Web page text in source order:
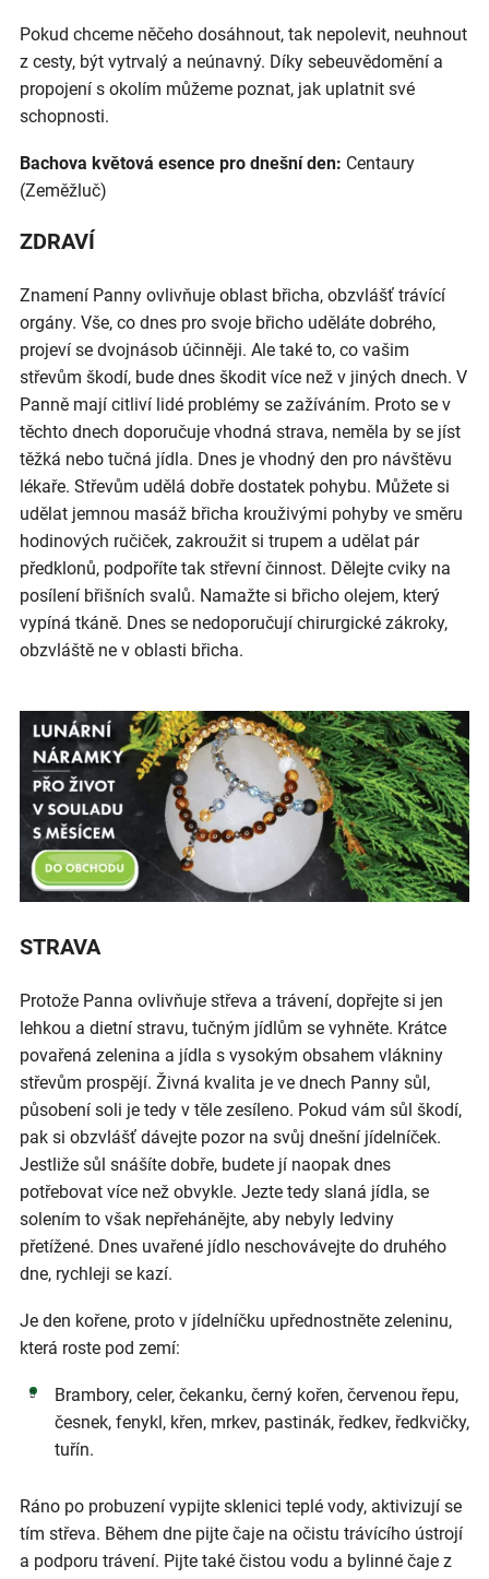
Pokud chceme něčeho dosáhnout, tak nepolevit, neuhnout
z cesty, být vytrvalý a neúnavný. Díky sebeuvědomění a
propojení s okolím můžeme poznat, jak uplatnit své
schopnosti.
Bachova květová esence pro dnešní den: Centaury
(Zeměžluč)
ZDRAVÍ
Znamení Panny ovlivňuje oblast břicha, obzvlášť trávící
orgány. Vše, co dnes pro svoje břicho uděláte dobrého,
projeví se dvojnásob účinněji. Ale také to, co vašim
střevům škodí, bude dnes škodit více než v jiných dnech. V
Panně mají citliví lidé problémy se zažíváním. Proto se v
těchto dnech doporučuje vhodná strava, neměla by se jíst
těžká nebo tučná jídla. Dnes je vhodný den pro návštěvu
lékaře. Střevům udělá dobře dostatek pohybu. Můžete si
udělat jemnou masáž břicha krouživými pohyby ve směru
hodinových ručiček, zakroužit si trupem a udělat pár
předklonů, podpoříte tak střevní činnost. Dělejte cviky na
posílení břišních svalů. Namažte si břicho olejem, který
vypíná tkáně. Dnes se nedoporučují chirurgické zákroky,
obzvláště ne v oblasti břicha.
STRAVA
Protože Panna ovlivňuje střeva a trávení, dopřejte si jen
lehkou a dietní stravu, tučným jídlům se vyhněte. Krátce
povařená zelenina a jídla s vysokým obsahem vlákniny
střevům prospějí. Živná kvalita je ve dnech Panny sůl,
působení soli je tedy v těle zesíleno. Pokud vám sůl škodí,
pak si obzvlášť dávejte pozor na svůj dnešní jídelníček.
Jestliže sůl snášíte dobře, budete jí naopak dnes
potřebovat více než obvykle. Jezte tedy slaná jídla, se
solením to však nepřehánějte, aby nebyly ledviny
přetížené. Dnes uvařené jídlo neschovávejte do druhého
dne, rychleji se kazí.
Je den kořene, proto v jídelníčku upřednostněte zeleninu,
která roste pod zemí:
Brambory, celer, čekanku, černý kořen, červenou řepu,
česnek, fenykl, křen, mrkev, pastinák, ředkev, ředkvičky,
tuřín.
Ráno po probuzení vypijte sklenici teplé vody, aktivizují se
tím střeva. Během dne pijte čaje na očistu trávícího ústrojí
a podporu trávení. Pijte také čistou vodu a bylinné čaje z